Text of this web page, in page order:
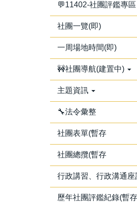
💬11402-社團評鑑專區
社團一覽(即)
一周場地時間(即)
🚧社團導航(建置中)
主題資訊
🔧法令彙整
社團表單(暫存
社團總攬(暫存
行政講習、行政溝通座
歷年社團評鑑紀錄(暫存